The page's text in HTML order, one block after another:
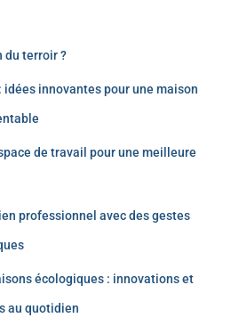
du terroir ?
idées innovantes pour une maison
de travail pour une meilleure
professionnel avec des gestes
écologiques : innovations et
au quotidien